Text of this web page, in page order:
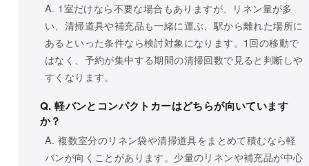
A. 1室だけなら不要な場合もありますが、リネン量が多
い、清掃道具や補充品も一緒に運ぶ、駅から離れた場所に
あるといった条件なら検討対象になります。1回の移動で
はなく、予約が集中する期間の清掃回数で見ると判断しや
すくなります。
Q. 軽バンとコンパクトカーはどちらが向いています
か？
A. 複数室分のリネン袋や清掃道具をまとめて積むなら軽
バンが向くことがあります。少量のリネンや補充品が中心